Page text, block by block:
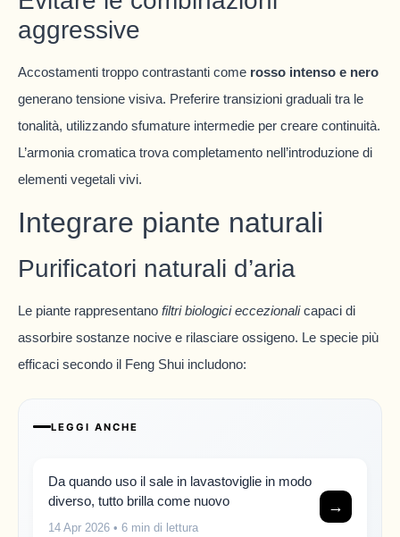
aggressive
Accostamenti troppo contrastanti come rosso intenso e nero
generano tensione visiva. Preferire transizioni graduali tra le
tonalità, utilizzando sfumature intermedie per creare continuità.
L’armonia cromatica trova completamento nell’introduzione di
elementi vegetali vivi.
Integrare piante naturali
Purificatori naturali d’aria
Le piante rappresentano filtri biologici eccezionalicapaci di
assorbire sostanze nocive e rilasciare ossigeno. Le specie più
efficaci secondo il Feng Shui includono:
LEGGI ANCHE
Da quando uso il sale in lavastoviglie in modo
diverso, tutto brilla come nuovo
14 Apr 2026 • 6 min di lettura
→